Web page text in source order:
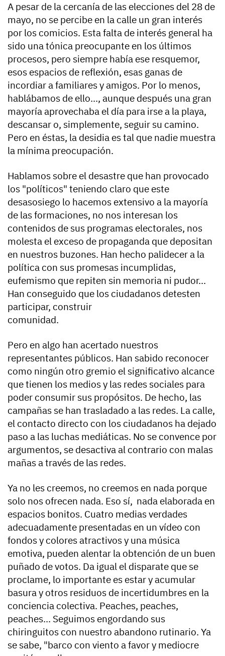
A pesar de la cercanía de las elecciones del 28 de
mayo, no se percibe en la calle un gran interés
por los comicios. Esta falta de interés general ha
sido una tónica preocupante en los últimos
procesos, pero siempre había ese resquemor,
esos espacios de reflexión, esas ganas de
incordiar a familiares y amigos. Por lo menos,
hablábamos de ello..., aunque después una gran
mayoría aprovechaba el día para irse a la playa,
descansar o, simplemente, seguir su camino.
Pero en éstas, la desidia es tal que nadie muestra
la mínima preocupación.
Hablamos sobre el desastre que han provocado
los "políticos" teniendo claro que este
desasosiego lo hacemos extensivo a la mayoría
de las formaciones, no nos interesan los
contenidos de sus programas electorales, nos
molesta el exceso de propaganda que depositan
en nuestros buzones. Han hecho palidecer a la
política con sus promesas incumplidas,
eufemismo que repiten sin memoria ni pudor...
Han conseguido que los ciudadanos detesten
participar, construir
comunidad.
Pero en algo han acertado nuestros
representantes públicos. Han sabido reconocer
como ningún otro gremio el significativo alcance
que tienen los medios y las redes sociales para
poder consumir sus propósitos. De hecho, las
campañas se han trasladado a las redes. La calle,
el contacto directo con los ciudadanos ha dejado
paso a las luchas mediáticas. No se convence por
argumentos, se desactiva al contrario con malas
mañas a través de las redes.
Ya no les creemos, no creemos en nada porque
solo nos ofrecen nada. Eso sí, nada elaborada en
espacios bonitos. Cuatro medias verdades
adecuadamente presentadas en un vídeo con
fondos y colores atractivos y una música
emotiva, pueden alentar la obtención de un buen
puñado de votos. Da igual el disparate que se
proclame, lo importante es estar y acumular
basura y otros residuos de incertidumbres en la
conciencia colectiva. Peaches, peaches,
peaches... Seguimos engordando sus
chiringuitos con nuestro abandono rutinario. Ya
se sabe, "barco con viento a favor y mediocre